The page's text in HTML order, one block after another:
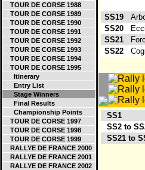
TOUR DE CORSE 1988
TOUR DE CORSE 1989
TOUR DE CORSE 1990
TOUR DE CORSE 1991
TOUR DE CORSE 1992
TOUR DE CORSE 1993
TOUR DE CORSE 1994
TOUR DE CORSE 1995
Itinerary
Entry List
Stage Winners
Final Results
Championship Points
TOUR DE CORSE 1997
TOUR DE CORSE 1998
TOUR DE CORSE 1999
RALLYE DE FRANCE 2000
RALLYE DE FRANCE 2001
RALLYE DE FRANCE 2002
SS19
SS20
SS21
SS22
SS1
SS2 to
SS21 to